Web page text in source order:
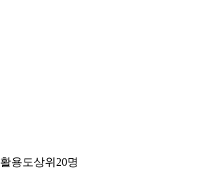
활용도상위20명